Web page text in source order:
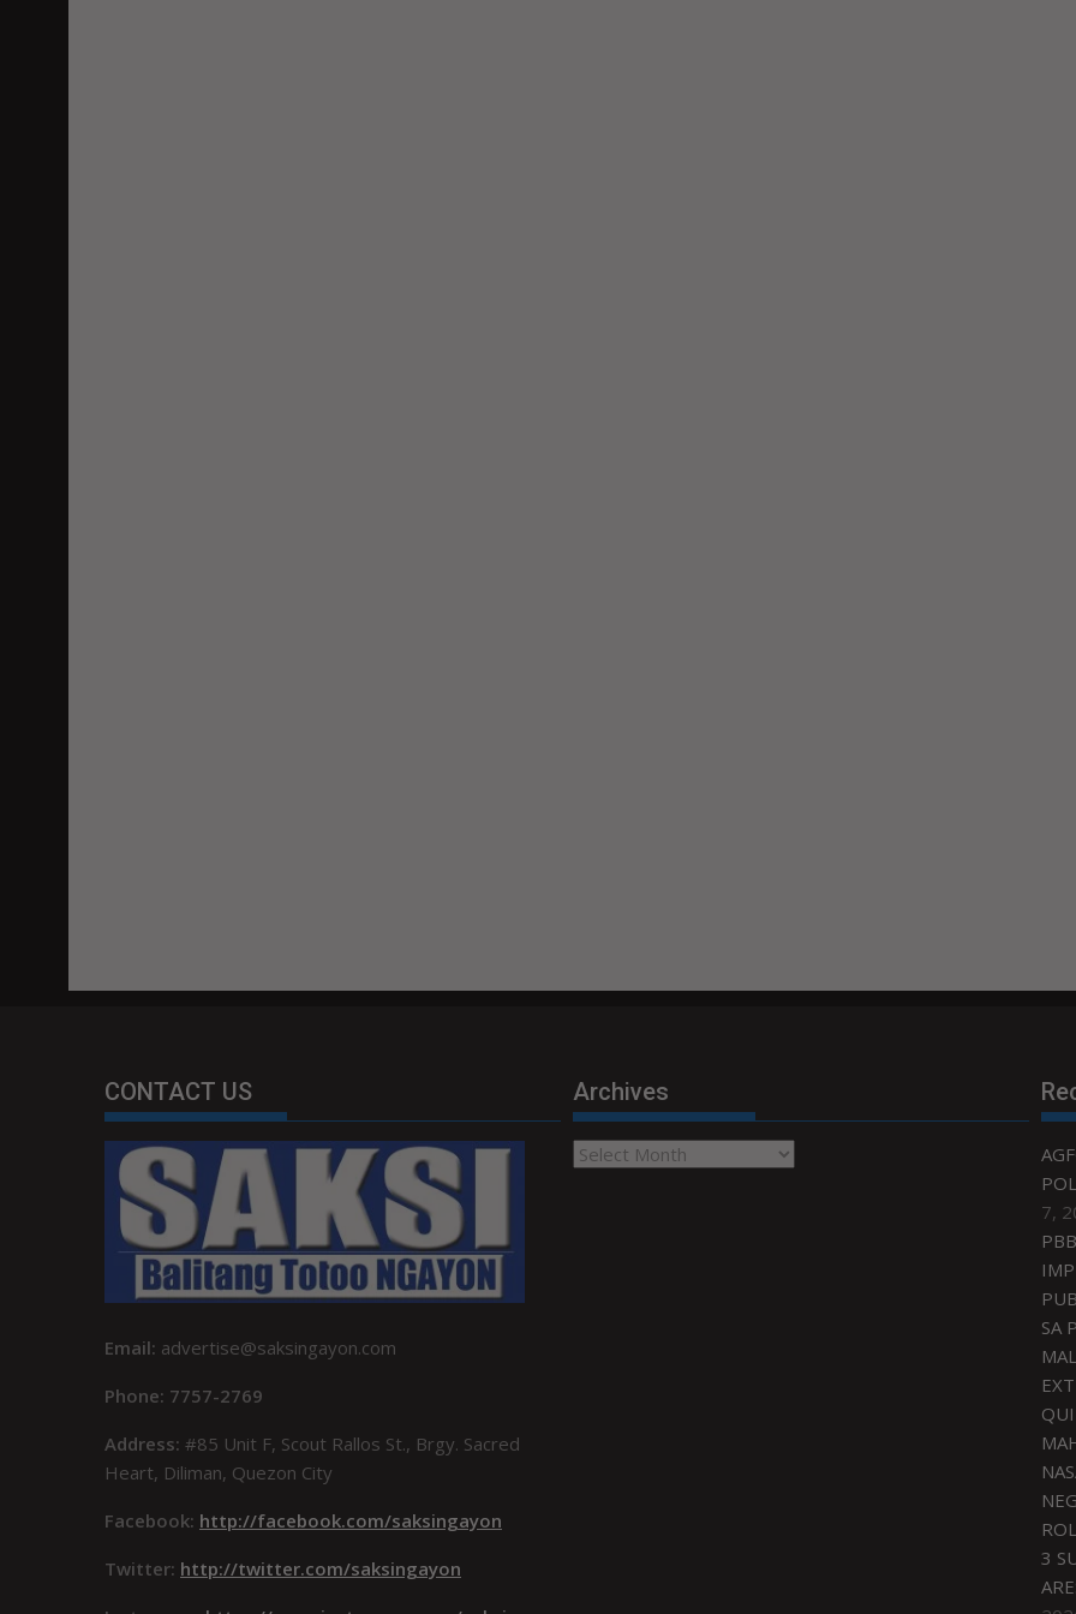
CONTACT US
Email: advertise@saksingayon.com
Phone: 7757-2769
Address: #85 Unit F, Scout Rallos St., Brgy. Sacred
Heart, Diliman, Quezon City
Facebook: http://facebook.com/saksingayon
Twitter: http://twitter.com/saksingayon
Archives
Archives
7,
SA
3